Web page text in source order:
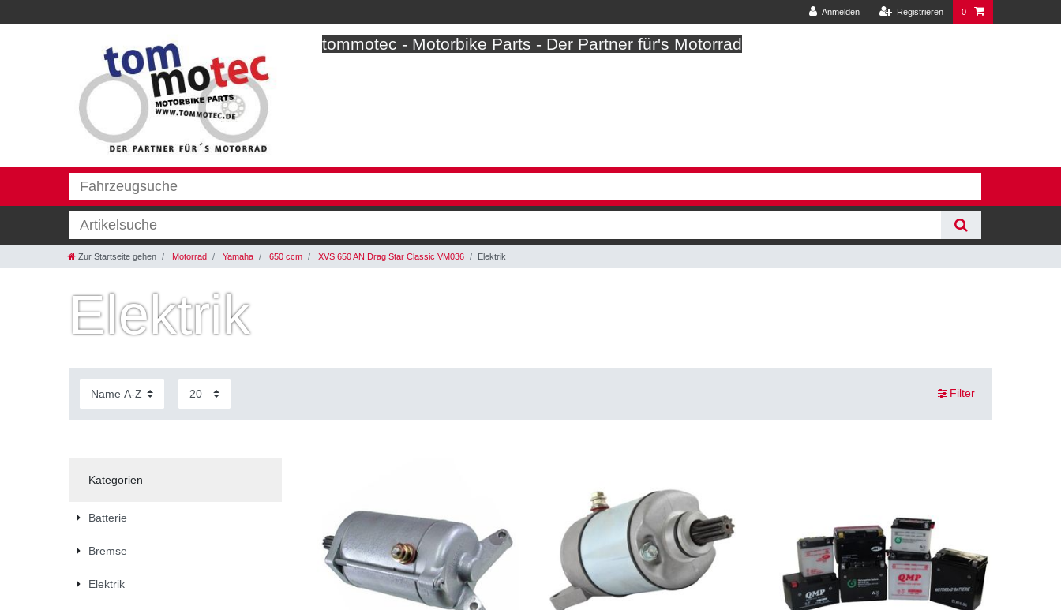
Anmelden Registrieren 0
tommotec - Motorbike Parts - Der Partner für's Motorrad
Zur Startseite gehen Motorrad Yamaha 650 ccm XVS 650 AN Drag Star Classic VM036 Elektrik
Elektrik
Filter
Kategorien
Batterie
Bremse
Elektrik